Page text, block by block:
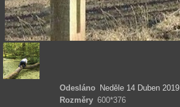
Odesláno Neděle 14 Duben 2019
Rozměry 600*376